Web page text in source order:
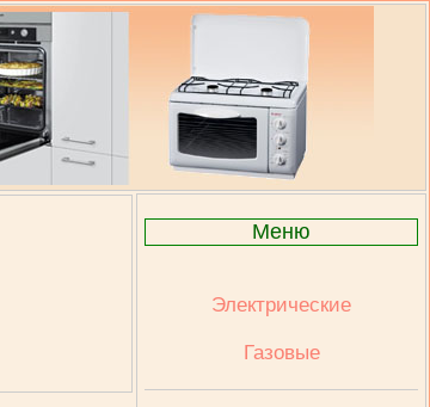
Меню
Электрические
Газовые